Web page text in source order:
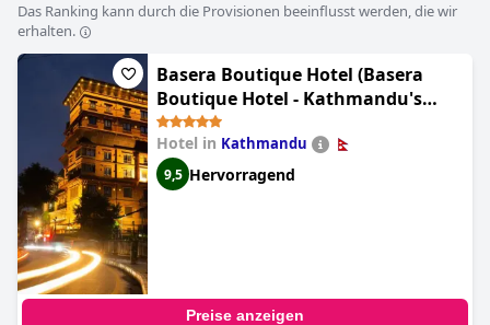
Das Ranking kann durch die Provisionen beeinflusst werden, die wir
erhalten.
Basera Boutique Hotel (Basera
Boutique Hotel - Kathmandu's
Hidden Escape)
Hotel in Kathmandu
9,5 Hervorragend
Preise anzeigen